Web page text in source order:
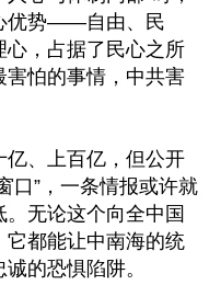
优势——自由、民
心，占据了民心之所
害怕的事情，中共害
、上百亿，但公开
口”，一条情报或许就
无论这个向全中国
它都能让中南海的统
的恐惧陷阱。